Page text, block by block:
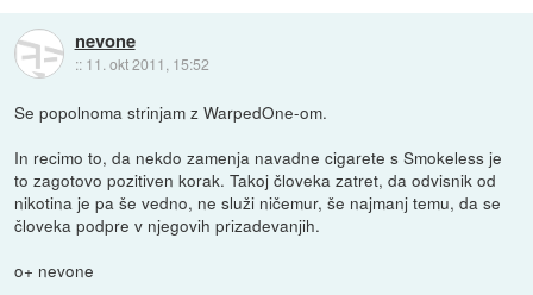
nevone
:: 11. okt 2011, 15:52
Se popolnoma strinjam z WarpedOne-om.
In recimo to, da nekdo zamenja navadne cigarete s Smokeless je
to zagotovo pozitiven korak. Takoj človeka zatret, da odvisnik od
nikotina je pa še vedno, ne služi ničemur, še najmanj temu, da se
človeka podpre v njegovih prizadevanjih.
o+ nevone